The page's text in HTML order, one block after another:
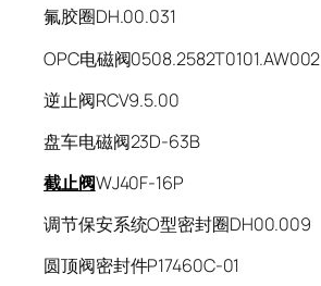
氟胶圈DH.00.031
OPC电磁阀0508.2582T0101.AW002
逆止阀RCV9.5.00
盘车电磁阀23D-63B
截止阀WJ40F-16P
调节保安系统O型密封圈DH00.009
圆顶阀密封件P17460C-01